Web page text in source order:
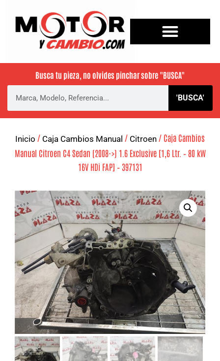
Busca tu pieza, no olvides pinchar sobre "BUSCA"
'BUSCA'
Inicio / Caja Cambios Manual / Citroen / Caja Cambios
Manual Citroen C4 Sedan (2008->) 1.6 Exclusive [1,6 Ltr. – 80 kW
16V HDi FAP] – 397131